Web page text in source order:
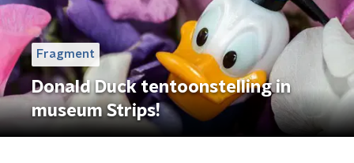
Fragment
Donald Duck tentoonstelling in
museum Strips!